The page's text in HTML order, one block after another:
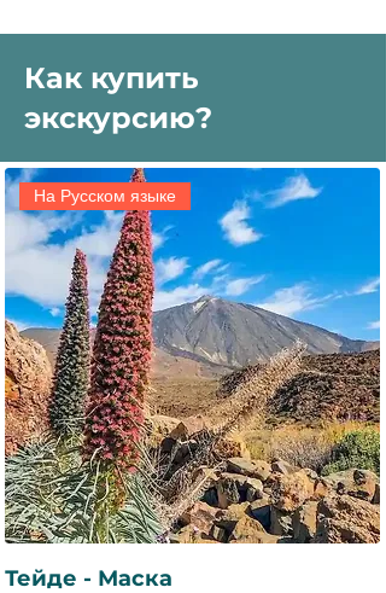
Как купить
экскурсию?
На Русском языке
Тейде - Маска